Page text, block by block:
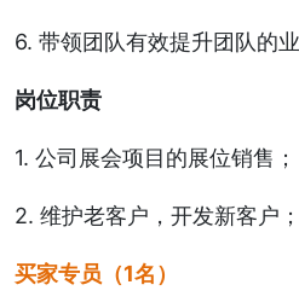
6. 带领团队有效提升团队的业
岗位职责
1. 公司展会项目的展位销售；
2. 维护老客户，开发新客户；
买家专员 （1名）